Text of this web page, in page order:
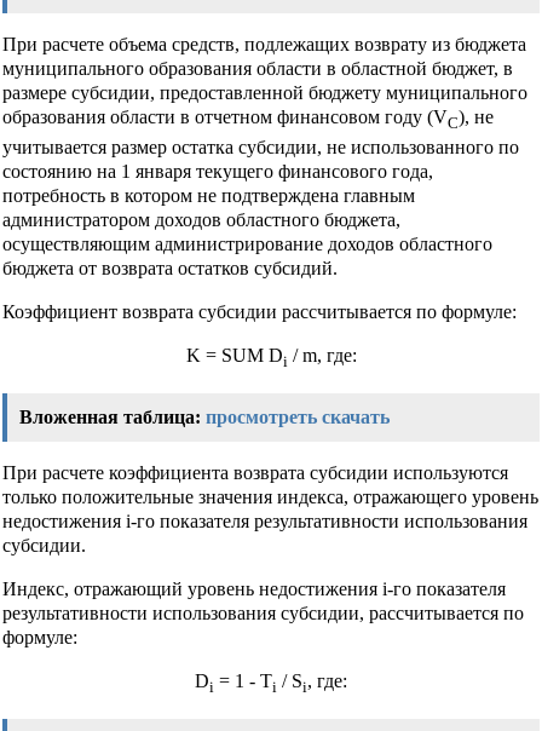
При расчете объема средств, подлежащих возврату из бюджета
муниципального образования области в областной бюджет, в
размере субсидии, предоставленной бюджету муниципального
образования области в отчетном финансовом году (VC), не
учитывается размер остатка субсидии, не использованного по
состоянию на 1 января текущего финансового года,
потребность в котором не подтверждена главным
администратором доходов областного бюджета,
осуществляющим администрирование доходов областного
бюджета от возврата остатков субсидий.
Коэффициент возврата субсидии рассчитывается по формуле:
K = SUM Di / m, где:
Вложенная таблица: просмотреть скачать
При расчете коэффициента возврата субсидии используются
только положительные значения индекса, отражающего уровень
недостижения i-го показателя результативности использования
субсидии.
Индекс, отражающий уровень недостижения i-го показателя
результативности использования субсидии, рассчитывается по
формуле:
Di = 1 - Ti / Si, где: